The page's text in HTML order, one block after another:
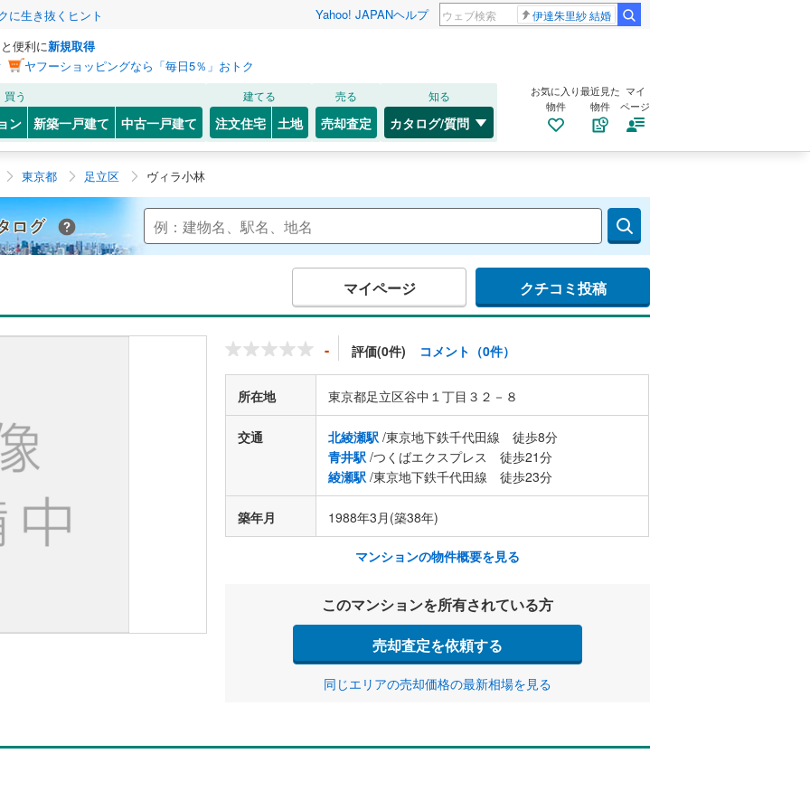
生き抜くヒント Yahoo! JAPANヘルプ 伊達朱里紗 結婚
便利に新規取得
ヤフーショッピングなら「毎日5％」おトク
買う
ン 新築一戸建て 中古一戸建て
建てる
注文住宅 土地
売る
売却査定
知る
カタログ/質問
お気に入り
物件
最近見た
物件
マイ
ページ
東京都 足立区 ヴィラ小林
Yahoo!不動産 マンションカタログ
マイページ クチコミ投稿
- 評価(0件) コメント（0件）
所在地 東京都足立区谷中１丁目３２－８
交通 北綾瀬駅 /東京地下鉄千代田線 徒歩8分
青井駅 /つくばエクスプレス 徒歩21分
綾瀬駅 /東京地下鉄千代田線 徒歩23分
築年月 1988年3月(築38年)
マンションの物件概要を見る
このマンションを所有されている方
売却査定を依頼する
同じエリアの売却価格の最新相場を見る